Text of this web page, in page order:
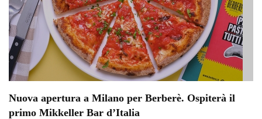
Nuova apertura a Milano per Berberè. Ospiterà il
primo Mikkeller Bar d’Italia